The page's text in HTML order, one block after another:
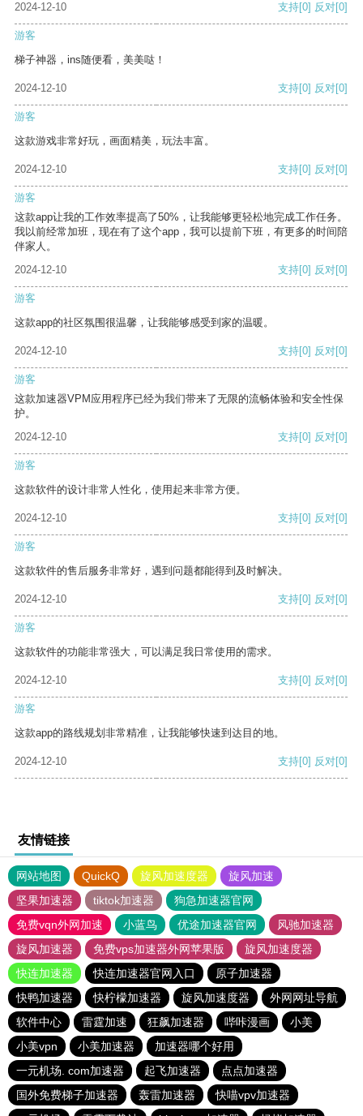
2024-12-10 支持[0] 反对[0]
游客
梯子神器，ins随便看，美美哒！
2024-12-10 支持[0] 反对[0]
游客
这款游戏非常好玩，画面精美，玩法丰富。
2024-12-10 支持[0] 反对[0]
游客
这款app让我的工作效率提高了50%，让我能够更轻松地完成工作任务。
我以前经常加班，现在有了这个app，我可以提前下班，有更多的时间陪
伴家人。
2024-12-10
支持[0] 反对[0]
游客
这款app的社区氛围很温馨，让我能够感受到家的温暖。
2024-12-10 支持[0] 反对[0]
游客
这款加速器VPM应用程序已经为我们带来了无限的流畅体验和安全性保
护。
2024-12-10
支持[0] 反对[0]
游客
这款软件的设计非常人性化，使用起来非常方便。
2024-12-10 支持[0] 反对[0]
游客
这款软件的售后服务非常好，遇到问题都能得到及时解决。
2024-12-10 支持[0] 反对[0]
游客
这款软件的功能非常强大，可以满足我日常使用的需求。
2024-12-10 支持[0] 反对[0]
游客
这款app的路线规划非常精准，让我能够快速到达目的地。
2024-12-10 支持[0] 反对[0]
友情链接
网站地图 QuickQ 旋风加速度器
旋风加速
坚果加速器
tiktok加速器
狗急加速器官网
免费vqn外网加速
小蓝鸟 优途加速器官网
风驰加速器
旋风加速器
免费vps加速器外网苹果版
旋风加速度器
快连加速器
快连加速器官网入口
原子加速器
快鸭加速器
快柠檬加速器 旋风加速度器
外网网址导航
软件中心
雷霆加速 狂飙加速器 哔咔漫画
小美
小美vpn
小美加速器
加速器哪个好用
一元机场. com加速器
起飞加速器
点点加速器
国外免费梯子加速器
轰雷加速器
快喵vpv加速器